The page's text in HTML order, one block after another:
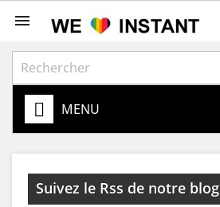

MENU
Suivez le Rss de notre blog